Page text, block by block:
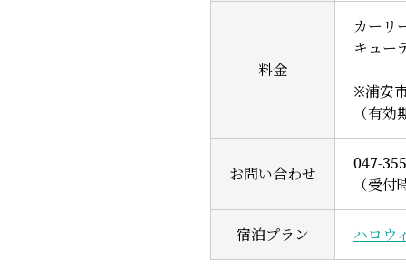
料金
カーリ
キュー
※浦安
（有
お問い合わせ
047-
（受
宿泊プラン ハロウ